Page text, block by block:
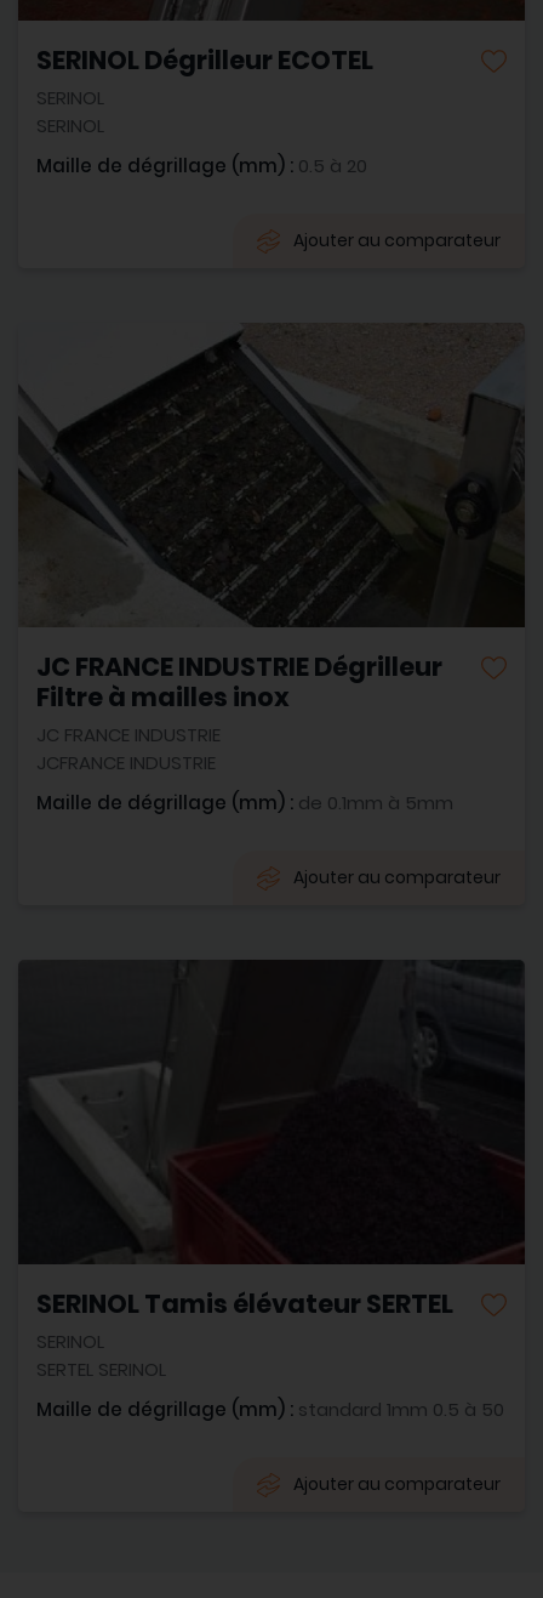
SERINOL Dégrilleur ECOTEL
SERINOL
SERINOL
Maille de dégrillage (mm) : 0.5 à 20
Ajouter au comparateur
JC FRANCE INDUSTRIE Dégrilleur
Filtre à mailles inox
JC FRANCE INDUSTRIE
JCFRANCE INDUSTRIE
Maille de dégrillage (mm) : de 0.1mm à 5mm
Ajouter au comparateur
SERINOL Tamis élévateur SERTEL
SERINOL
SERTEL SERINOL
Maille de dégrillage (mm) : standard 1mm 0.5 à 50
Ajouter au comparateur